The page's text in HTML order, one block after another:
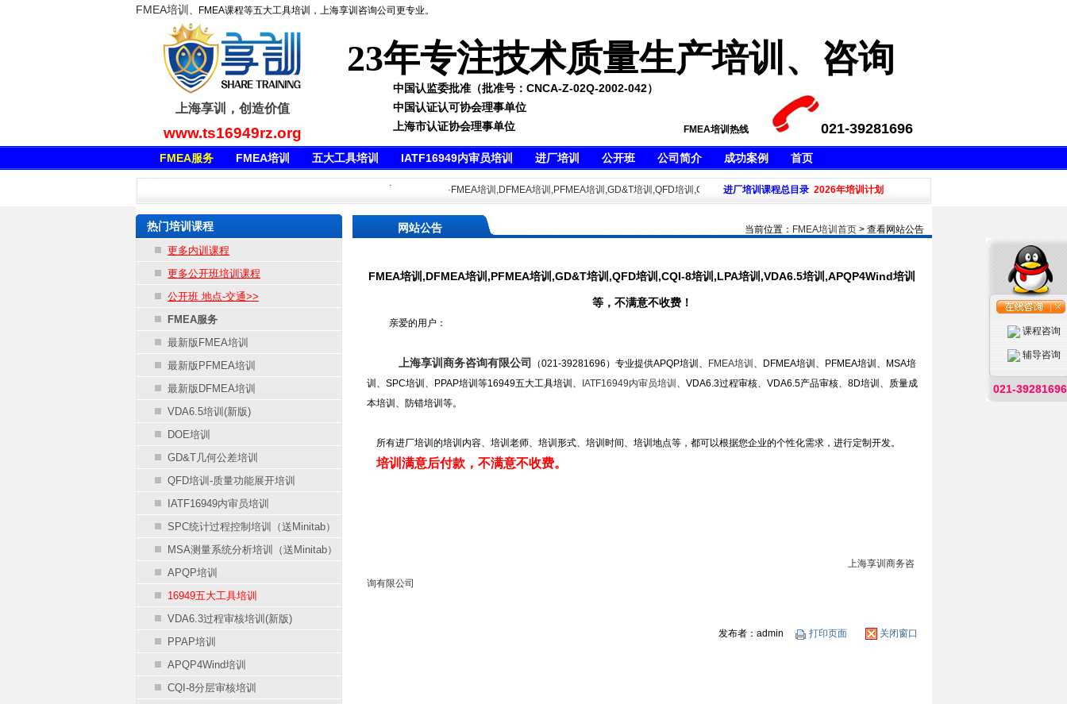
FMEA培训 、FMEA课程等五大工具培训，上海享训咨询公司更专业。
上海享训，创造价值
www.ts16949rz.org
23年专注技术质量生产培训、咨询
中国认监委批准（批准号：CNCA-Z-02Q-2002-042）
中国认证认可协会理事单位
上海市认证协会理事单位
FMEA培训热线 021-39281696
FMEA服务 FMEA培训 五大工具培训 IATF16949内审员培训 进厂培训 公开班 公司简介 成功案例 首页
·FMEA培训,DFMEA培训,PFMEA培训,GD&T培训,QFD培训,CQI-8培训,LPA培训,VDA6.5培训,APQP4Wind培训等，不满意不收
进厂培训课程总目录 2026年培训计划
热门培训课程
更多内训课程
更多公开班培训课程
公开班 地点-交通>>
FMEA服务
最新版FMEA培训
最新版PFMEA培训
最新版DFMEA培训
VDA6.5培训(新版)
DOE培训
GD&T几何公差培训
QFD培训-质量功能展开培训
IATF16949内审员培训
SPC统计过程控制培训（送Minitab）
MSA测量系统分析培训（送Minitab）
APQP培训
16949五大工具培训
VDA6.3过程审核培训(新版)
PPAP培训
APQP4Wind培训
CQI-8分层审核培训
网站公告 当前位置： FMEA培训首页> 查看网站公告
FMEA培训,DFMEA培训,PFMEA培训,GD&T培训,QFD培训,CQI-8培训,LPA培训,VDA6.5培训,APQP4Wind培训
等，不满意不收费！
亲爱的用户：
上海享训商务咨询有限公司 （021-39281696）专业提供APQP培训、 FMEA培训 、DFMEA培训、PFMEA培训、MSA培
训、SPC培训、PPAP培训等16949五大工具培训、
IATF16949内审员培训 、VDA6.3过程审核、VDA6.5产品审核、8D培训、质量成
本培训、防错培训等。
所有进厂培训的培训内容、培训老师、培训形式、培训时间、培训地点等，都可以根据您企业的个性化需求，进行定制开发。
培训满意后付款，不满意不收费。
上海享训商务咨
询有限公司
发布者：admin 打印页面 关闭窗口
课程咨询
辅导咨询
021-39281696